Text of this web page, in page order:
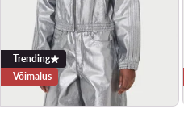
Trending
Võimalus